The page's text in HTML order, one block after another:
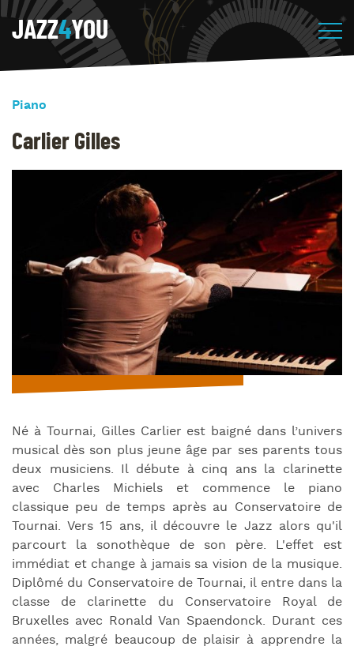
JAZZ4YOU
Piano
Carlier Gilles
Né à Tournai, Gilles Carlier est baigné dans l’univers
musical dès son plus jeune âge par ses parents tous
deux musiciens. Il débute à cinq ans la clarinette
avec Charles Michiels et commence le piano
classique peu de temps après au Conservatoire de
Tournai. Vers 15 ans, il découvre le Jazz alors qu'il
parcourt la sonothèque de son père. L'effet est
immédiat et change à jamais sa vision de la musique.
Diplômé du Conservatoire de Tournai, il entre dans la
classe de clarinette du Conservatoire Royal de
Bruxelles avec Ronald Van Spaendonck. Durant ces
années, malgré beaucoup de plaisir à apprendre la